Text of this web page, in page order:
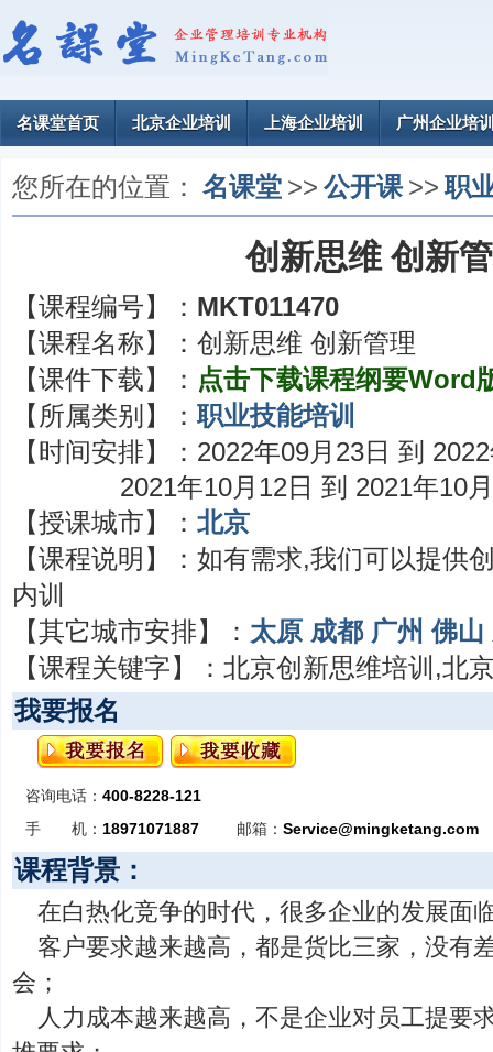
名课堂首页 北京企业培训 上海企业培训 广州企业培
您所在的位置： 名课堂 >> 公开课 >> 职
创新思维 创新
【课程编号】： MKT011470
【课程名称】： 创新思维 创新管理
【课件下载】： 点击下载课程纲要Word
【所属类别】：职业技能培训
【时间安排】： 2022年09月23日 到
2021年10月12日 到 2021年10
【授课城市】： 北京
【课程说明】： 如有需求,我们可以提供
内训
【其它城市安排】： 太原 成都 广州 佛山
【课程关键字】： 北京创新思维培训,北
我要报名
咨询电话： 400-8228-121
手 机： 18971071887 邮箱： Service@mingketang.com
课程背景：
在白热化竞争的时代，很多企业的发展面
客户要求越来越高，都是货比三家，没有
会；
人力成本越来越高，不是企业对员工提要